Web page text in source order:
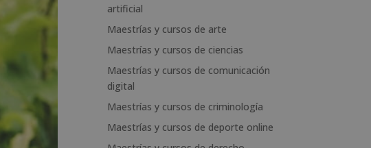
artificial
Maestrías y cursos de arte
Maestrías y cursos de ciencias
Maestrías y cursos de comunicación
digital
Maestrías y cursos de criminología
Maestrías y cursos de deporte online